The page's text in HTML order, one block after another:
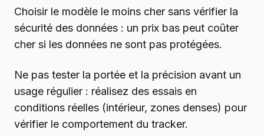
Choisir le modèle le moins cher sans vérifier la
sécurité des données : un prix bas peut coûter
cher si les données ne sont pas protégées.
Ne pas tester la portée et la précision avant un
usage régulier : réalisez des essais en
conditions réelles (intérieur, zones denses) pour
vérifier le comportement du tracker.